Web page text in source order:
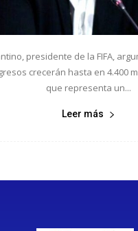
presidente de la FIFA,
crecerán hasta en 4.400
que representa un...
Leer más